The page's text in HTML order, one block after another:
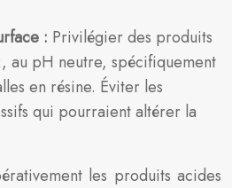
: Privilégier des produits
au pH neutre, spécifiquement
en résine. Éviter les
qui pourraient altérer la
les produits acides